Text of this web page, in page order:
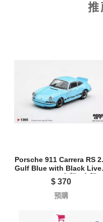
推
Porsche 911 Carrera RS
Gulf Blue with Black
1365 L/R - 左駕 / 右駕
$370
預購